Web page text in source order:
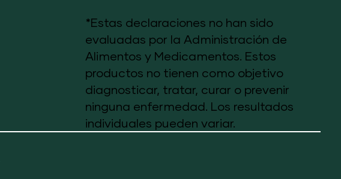
*Estas declaraciones no han sido
evaluadas por la Administración de
Alimentos y Medicamentos. Estos
productos no tienen como objetivo
diagnosticar, tratar, curar o prevenir
ninguna enfermedad. Los resultados
individuales pueden variar.